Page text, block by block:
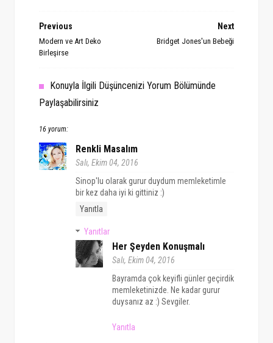
Next
Bridget Jones'un Bebeği
Previous
Modern ve Art Deko
Birleşirse
Konuyla İlgili Düşüncenizi Yorum Bölümünde
Paylaşabilirsiniz
16 yorum:
Renkli Masalım
Salı, Ekim 04, 2016
Sinop'lu olarak gurur duydum memleketimle
bir kez daha iyi ki gittiniz :)
Yanıtla
Yanıtlar
Her Şeyden Konuşmalı
Salı, Ekim 04, 2016
Bayramda çok keyifli günler geçirdik
memleketinizde. Ne kadar gurur
duysanız az :) Sevgiler.
Yanıtla